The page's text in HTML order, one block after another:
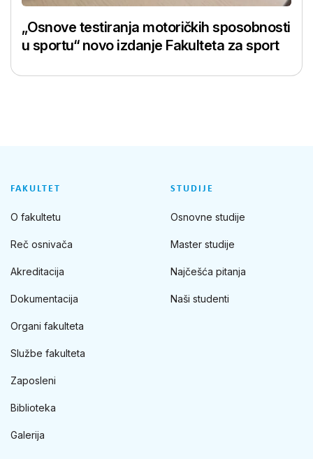
„Osnove testiranja motoričkih sposobnosti
u sportu“ novo izdanje Fakulteta za sport
FAKULTET
O fakultetu
Reč osnivača
Akreditacija
Dokumentacija
Organi fakulteta
Službe fakulteta
Zaposleni
Biblioteka
Galerija
STUDIJE
Osnovne studije
Master studije
Najčešća pitanja
Naši studenti